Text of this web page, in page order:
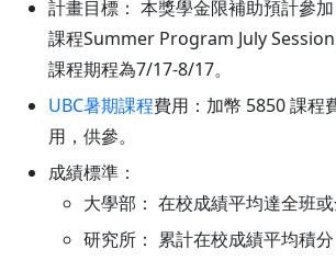
計畫目標： 本獎學金限補助預計參
課程Summer Program July Session
課程期程為7/17-8/17。
UBC暑期課程費用：加幣 5850 課程
用，供參。
成績標準：
大學部： 在校成績平均達全班或
研究所： 累計在校成績平均積分